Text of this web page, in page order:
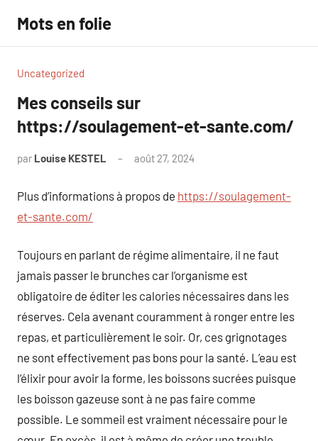
contenu
Mots en folie
Uncategorized
Mes conseils sur
https://soulagement-et-sante.com/
par Louise KESTEL août 27, 2024
Plus d’informations à propos de https://soulagement-
et-sante.com/
Toujours en parlant de régime alimentaire, il ne faut
jamais passer le brunches car l’organisme est
obligatoire de éditer les calories nécessaires dans les
réserves. Cela avenant couramment à ronger entre les
repas, et particulièrement le soir. Or, ces grignotages
ne sont effectivement pas bons pour la santé. L’eau est
l’élixir pour avoir la forme, les boissons sucrées puisque
les boisson gazeuse sont à ne pas faire comme
possible. Le sommeil est vraiment nécessaire pour le